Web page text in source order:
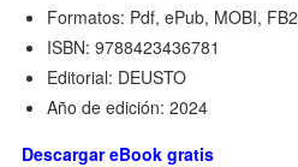
Formatos: Pdf, ePub, MOBI, FB2
ISBN: 9788423436781
Editorial: DEUSTO
Año de edición: 2024
Descargar eBook gratis